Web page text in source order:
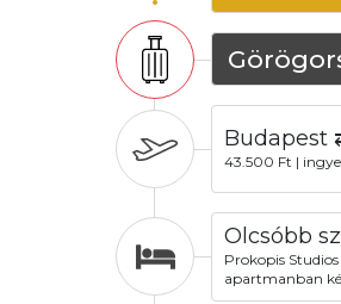
Budapest
43.500 Ft |
Olcsóbb
Prokopis
apartmanban